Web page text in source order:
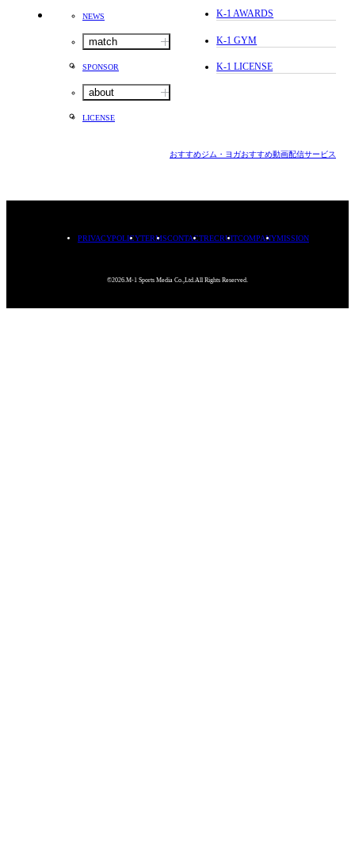
NEWS
match
SPONSOR
about
LICENSE
K-1 AWARDS
K-1 GYM
K-1 LICENSE
おすすめジム・ヨガおすすめ動画配信サービス
PRIVACYPOLICYTERMSCONTACTRECRUITCOMPANYMISSION
©2026.M-1 Sports Media Co.,Ltd.All Rights Reserved.